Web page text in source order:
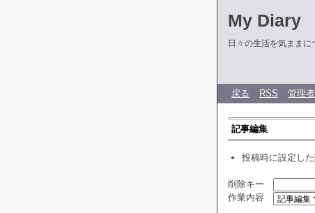
My Diary
日々の生活を気ままに
戻る RSS 管理
記事編集
投稿時に設定し
削除キー
作業内容